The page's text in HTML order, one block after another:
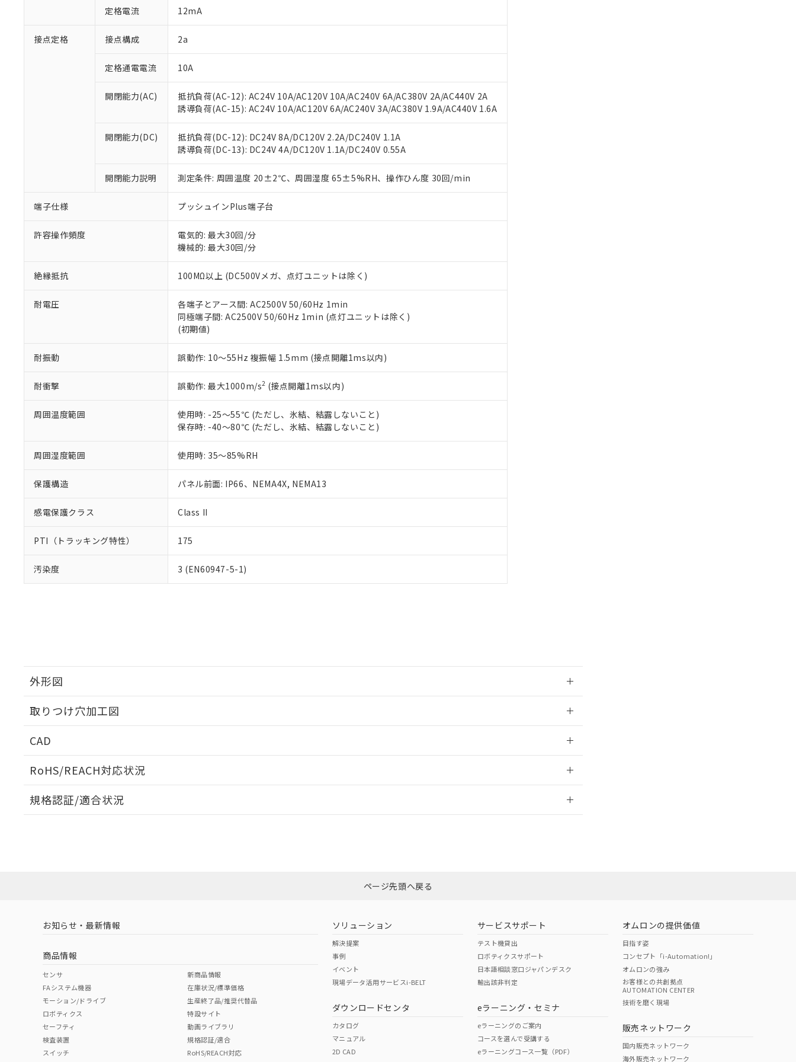
定格電流 12mA
接点定格 接点構成 2a
定格通電電流 10A
開閉能力(AC)
抵抗負荷(AC-12): AC24V 10A/AC120V 10A/AC240V 6A/AC380V 2A/AC440V 2A
誘導負荷(AC-15): AC24V 10A/AC120V 6A/AC240V 3A/AC380V 1.9A/AC440V 1.6A
開閉能力(DC)
抵抗負荷(DC-12): DC24V 8A/DC120V 2.2A/DC240V 1.1A
誘導負荷(DC-13): DC24V 4A/DC120V 1.1A/DC240V 0.55A
開閉能力説明 測定条件: 周囲温度 20±2℃、周囲湿度 65±5%RH、操作ひん度 30回/min
端子仕様 プッシュインPlus端子台
許容操作頻度
電気的: 最大30回/分
機械的: 最大30回/分
絶縁抵抗 100MΩ以上 (DC500Vメガ、点灯ユニットは除く)
耐電圧
各端子とアース間: AC2500V 50/60Hz 1min
同極端子間: AC2500V 50/60Hz 1min (点灯ユニットは除く)
(初期値)
耐振動 誤動作: 10～55Hz 複振幅 1.5mm (接点開離1ms以内)
耐衝撃 誤動作: 最大1000m/s2 (接点開離1ms以内)
周囲温度範囲
使用時: -25～55℃ (ただし、氷結、結露しないこと)
保存時: -40～80℃ (ただし、氷結、結露しないこと)
周囲湿度範囲 使用時: 35～85%RH
保護構造 パネル前面: IP66、NEMA4X, NEMA13
感電保護クラス Class II
PTI（トラッキング特性） 175
汚染度 3 (EN60947-5-1)
外形図
取りつけ穴加工図
CAD
RoHS/REACH対応状況
EU RoHS 注意事項・凡例
ダウンロードはこちら
中国 RoHS 注意事項・凡例
中国 RoHS表
Pb Hg Cr(VI)
O O
規格認証/適合状況
い。
正式な納期状況および標準価格はお客様のお取引先、またはお客様担当のオムロン制御機器販売店・
当社販売員にご相談ください。
オムロン制御機器販売店や当社販売拠点は「販売ネットワーク
」をご確認ください。
在庫状況および標準価格結果を当社の事前の承諾なく第三者に漏洩または開示しないようお願いしま
す。
マイパーツ機能（部品リスト作成サービス）をご利用いただくには、I-Webメンバーズにご登録され
お客様が当ウェブサイト上で当社にご登録された部品リストについて、当社および当社の共同利用者
が、当社の製品・サービスに関するお客様との取引・商談に必要な範囲で利用することをご了承くだ
さい。
※当社の共同利用者とは、"個人情報の共同利用に関して"
の「1.共同利用者の範囲」に記載されて
いる法人を指します。
但し、RoHS指令で産業用監視および制御機器に対する適用除外項目は除く。
※2 対応予定月
部品在庫の切り替え状況などにより、予定月が前後することがあります。
※3 非含有証明書ダウンロード
下記の非含有証明書をダウンロードすることができます。
EU RoHS指令（10物質）の非含有証明書
51物質の非含有証明書（当社基準）
※本証明書は発行日時点で非含有を証明するもので、過去に遡って非含有を証明するものではありません。
また、RoHS指令のフタル酸エステル類４物質の対応では、対応完了までの期間は出荷製品に未対応品が
混在することから備考欄に対応日を記載しておりました。
り割愛しております。
「○」：最大均質材料含有率が中国RoHSの基準値以下であることを示します。
「×」：最大均質材料含有率が中国RoHSの基準値を超えていることを示します。
*中国RoHS10物質の基準値 (GB/T26572)：
Pb(鉛) :1000ppm、 Hg(水銀) : 1000ppm、 Cd(カドミウム) : 100ppm、
Cr(Ⅵ)(六価クロム) : 1000ppm、 PBBs(ポリ臭化ビフェニル類) : 1000ppm、 PBDEs(ポリ臭化ジフェニルエーテル類) : 1000ppm、
DBP(フタル酸ジブチル) : 1000ppm、 DIBP(フタル酸ジイソブチル) : 1000ppm、 BBP(フタル酸ブチルベンジル) : 1000ppm、
DEHP(フタル酸ビス(2-エチルヘキシル)) : 1000ppm
※2 環境保護使用期限
「ｅ」：有害物質（10物質）のすべてが基準値以下であることを示します。
「10」：通常の使用状況下において有害物質が外部に漏えいし、環境に深刻な影響を及ぼさない年数を意
味します。
当社は、これら貴社製品のうち、外国為替および外国貿易法に定める商品（以下｢規制貨物等」とい
当社は貴社製品を、核兵器、ミサイル、化学兵器、生物兵器またはその他武器並びにこれらの製造装
置等に一切使用いたしません。
当社は、貴社製品を第三者に販売する場合は、上記1、2および3の内容を当該第三者に通知します。
また当社は、販売先および販売に係わる関係者が違法に輸出するおそれがある場合は、取り引きをい
たしません。
号
○ 一定数以上の在庫あり
△ 一定数には満たないが在庫あり
－
在庫なし(最新の在庫状況については、お客様のお取引先、またはお客様担当のオムロン制御
機器販売店・当社販売員にご確認ください)
空
白
受注生産機種、また在庫状況の情報を公開していない機種
ページ先頭へ戻る
お知らせ・最新情報
商品情報
センサ
FAシステム機器
モーション/ドライブ
ロボティクス
セーフティ
検査装置
スイッチ
新商品情報
在庫状況/標準価格
生産終了品/推奨代替品
特設サイト
動画ライブラリ
規格認証/適合
RoHS/REACH対応
ソリューション
解決提案
事例
イベント
現場データ活用サービスi-BELT
ダウンロードセンタ
カタログ
マニュアル
2D CAD
サービスサポート
テスト機貸出
ロボティクスサポート
日本語相談窓口ジャパンデスク
輸出該非判定
eラーニング・セミナ
eラーニングのご案内
コースを選んで受講する
eラーニングコース一覧（PDF）
オムロンの提供価値
目指す姿
コンセプト「i-Automation!」
オムロンの強み
お客様との共創拠点
AUTOMATION CENTER
技術を磨く現場
販売ネットワーク
国内販売ネットワーク
海外販売ネットワーク